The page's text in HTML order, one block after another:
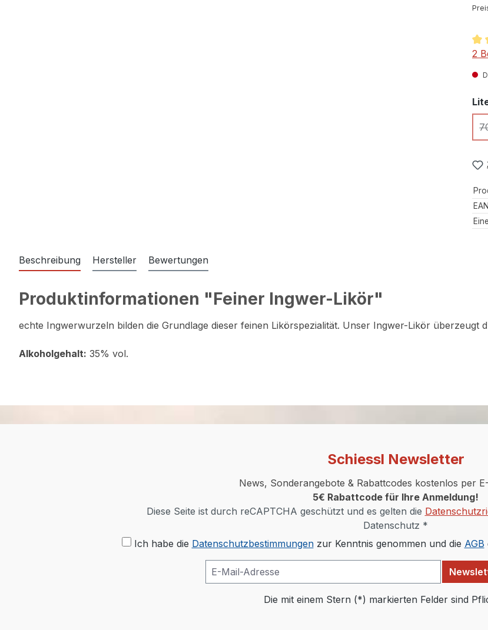
2
Beschreibung Hersteller Bewertungen
Produktinformationen "Feiner Ingwer-Likör"
echte Ingwerwurzeln bilden die Grundlage dieser feinen Likörspezialität. Unser Ingwer-Likör überzeugt
Alkoholgehalt: 35% vol.
Schiessl Newsletter
News, Sonderangebote & Rabattcodes kostenlos per
5€ Rabattcode für Ihre Anmeldung!
Diese Seite ist durch reCAPTCHA geschützt und es gelten die
Datenschutz *
Ich habe die Datenschutzbestimmungenzur Kenntnis genommen und die AGB
Die mit einem Stern (*) markierten Felder sind